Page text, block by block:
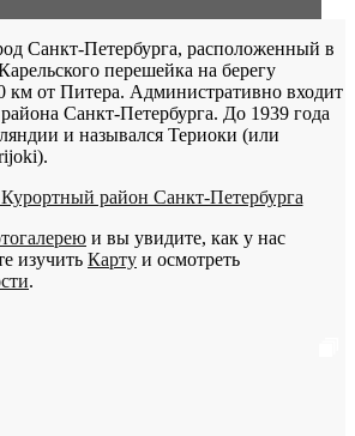
Санкт-Петербурга, расположенный в
перешейка на берегу
км от Питера. Административно входит
Санкт-Петербурга. До 1939 года
и назывался Териоки (или
и вы увидите, как у нас
изучить Карту и осмотреть
.